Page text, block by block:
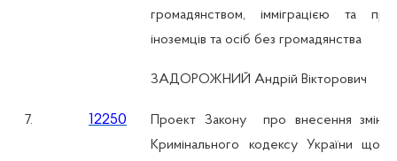
громадянством, імміграцією та
іноземців та осіб без громадянства
ЗАДОРОЖНИЙ Андрій Вікторович
7. 12250 Проект Закону
про внесення зміни
Кримінального кодексу України